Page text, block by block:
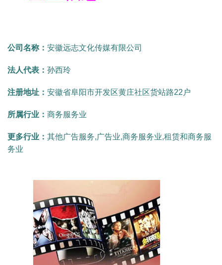
公司名称： 安徽远志文化传媒有限公司
法人代表： 孙西玲
注册地址： 安徽省阜阳市开发区黄庄社区货站路22户
所属行业： 商务服务业
更多行业： 其他广告服务,广告业,商务服务业,租赁和商务服
务业